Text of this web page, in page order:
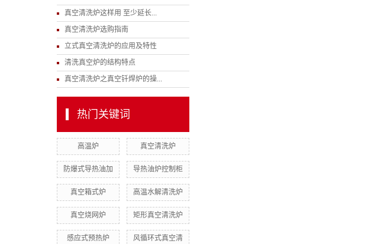
真空清洗炉这样用 至少延长...
真空清洗炉选购指南
立式真空清洗炉的应用及特性
清洗真空炉的结构特点
真空清洗炉之真空钎焊炉的操...
热门关键词
高温炉 真空清洗炉
防爆式导热油加 导热油炉控制柜
真空箱式炉 高温水解清洗炉
真空烧网炉 矩形真空清洗炉
感应式预热炉 风循环式真空清